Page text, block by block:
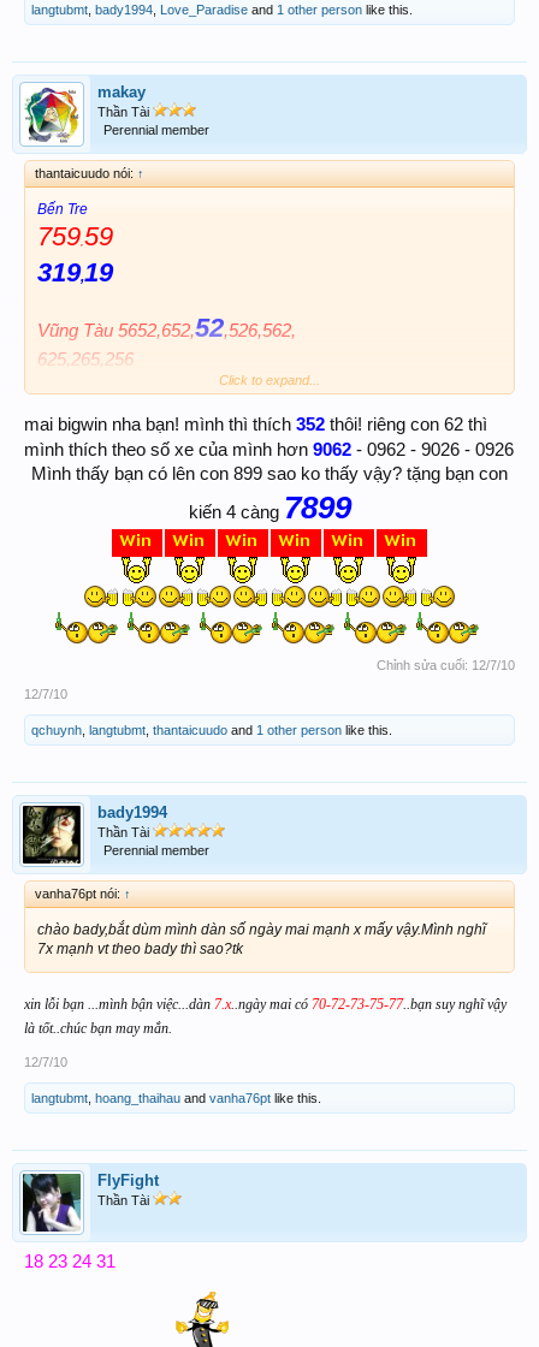
langtubmt bady1994 Love_Paradise and 1 other person like this.
makay
Thần Tài
Perennial member
thantaicuudo nói: ↑
Bến Tre
75959
319,19
Vũng Tàu 5652,652,52,526,562,
625,265,256
Click to expand...
mai bigwin nha bạn! mình thì thích 352 thôi! riêng con 62 thì
mình thích theo số xe của mình hơn 9062 - 0962 - 9026 - 0926
Mình thấy bạn có lên con 899 sao ko thấy vậy? tặng bạn con
kiến 4 càng 7899
Chỉnh sửa cuối: 12/7/10
12/7/10
qchuynh langtubmt thantaicuudo and 1 other person like this.
bady1994
Thần Tài
Perennial member
vanha76pt nói: ↑
chào bady,bắt dùm mình dàn số ngày mai mạnh x mấy vậy.Mình nghĩ
7x mạnh vt theo bady thì sao?tk
xin lỗi bạn ...mình bận việc...dàn 7.x..ngày mai có 70-72-73-75-77..bạn suy nghĩ vậy
là tốt..chúc bạn may mắn.
12/7/10
langtubmt hoang_thaihau and vanha76pt like this.
FlyFight
Thần Tài
18 23 24 31